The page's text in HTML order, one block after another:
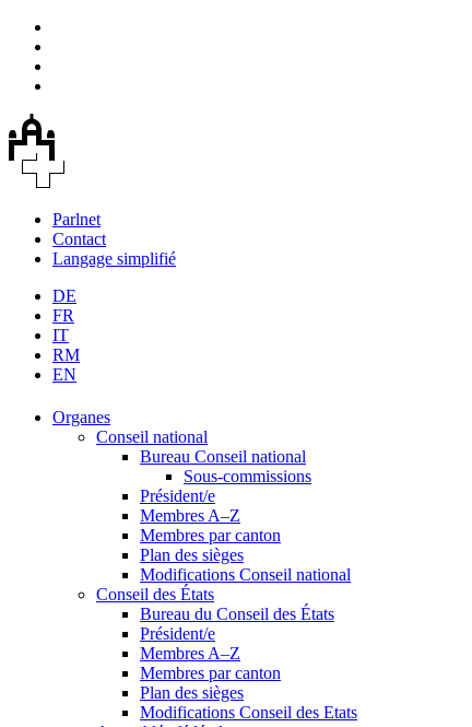
Parlnet
Contact
Langage simplifié
DE
FR
IT
RM
EN
Organes
Conseil national
Bureau Conseil national
Sous-commissions
Président/e
Membres A–Z
Membres par canton
Plan des sièges
Modifications Conseil national
Conseil des États
Bureau du Conseil des États
Président/e
Membres A–Z
Membres par canton
Plan des sièges
Modifications Conseil des Etats